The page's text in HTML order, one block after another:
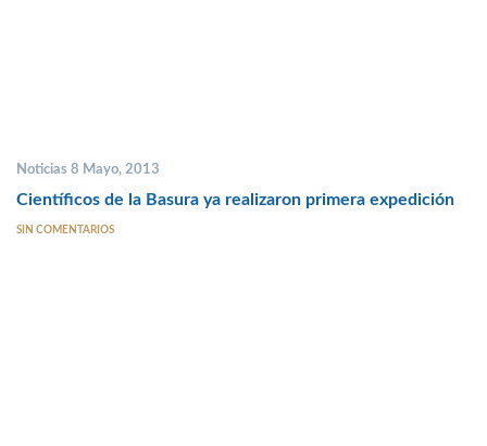
Noticias 8 Mayo, 2013
Científicos de la Basura ya realizaron primera expedición
SIN COMENTARIOS